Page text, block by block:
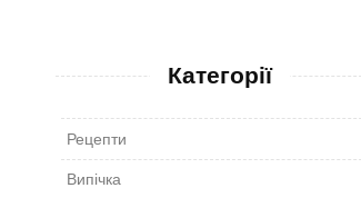
Категорії
Рецепти
Випічка